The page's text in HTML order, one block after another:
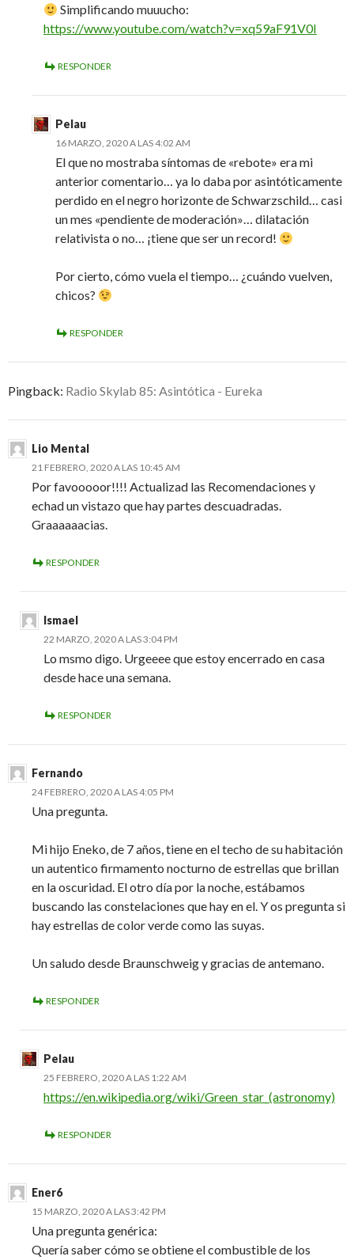
Simplificando muuucho:
https://www.youtube.com/watch?v=xq59aF91V0I
RESPONDER
Pelau
16 MARZO, 2020 A LAS 4:02 AM
El que no mostraba síntomas de «rebote» era mi
anterior comentario… ya lo daba por asintóticamente
perdido en el negro horizonte de Schwarzschild… casi
un mes «pendiente de moderación»… dilatación
relativista o no… ¡tiene que ser un record!
Por cierto, cómo vuela el tiempo… ¿cuándo vuelven,
chicos?
RESPONDER
Pingback: Radio Skylab 85: Asintótica - Eureka
Lio Mental
21 FEBRERO, 2020 A LAS 10:45 AM
Por favooooor!!!! Actualizad las Recomendaciones y
echad un vistazo que hay partes descuadradas.
Graaaaaacias.
RESPONDER
Ismael
22 MARZO, 2020 A LAS 3:04 PM
Lo msmo digo. Urgeeee que estoy encerrado en casa
desde hace una semana.
RESPONDER
Fernando
24 FEBRERO, 2020 A LAS 4:05 PM
Una pregunta.
Mi hijo Eneko, de 7 años, tiene en el techo de su habitación
un autentico firmamento nocturno de estrellas que brillan
en la oscuridad. El otro día por la noche, estábamos
buscando las constelaciones que hay en el. Y os pregunta si
hay estrellas de color verde como las suyas.
Un saludo desde Braunschweig y gracias de antemano.
RESPONDER
Pelau
25 FEBRERO, 2020 A LAS 1:22 AM
https://en.wikipedia.org/wiki/Green_star_(astronomy)
RESPONDER
Ener6
15 MARZO, 2020 A LAS 3:42 PM
Una pregunta genérica:
Quería saber cómo se obtiene el combustible de los